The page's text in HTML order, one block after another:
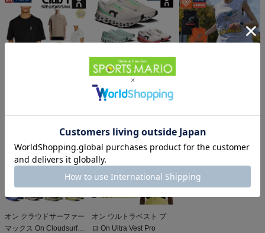
オン クラウドモンスター
3 On Cloudmonster
オン クラウドサーファー
マックス On Cloudsurfer
オン ウルトラベスト プ
ロ On Ultra Vest Pro